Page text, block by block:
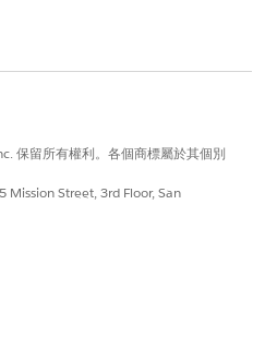
保留所有權利。各個商標屬於其個別
Mission Street, 3rd Floor, San